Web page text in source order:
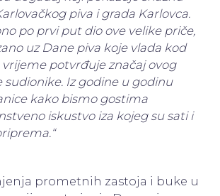
piva i grada Karlovca.
po prvi put dio ove velike priče,
uz Dane piva koje vlada kod
vrijeme potvrđuje značaj ovog
sudionike. Iz godine u godinu
kako bismo gostima
iskustvo iza kojeg su sati i
prometnih zastoja i buke u